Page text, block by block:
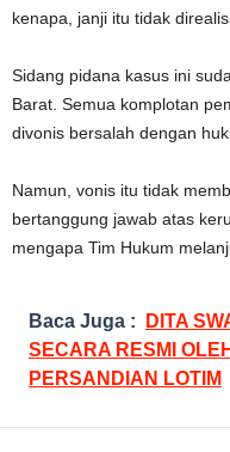
kenapa, janji itu tidak
Sidang pidana kasus ini
Barat. Semua komplotan
divonis bersalah dengan
Namun, vonis itu tidak
bertanggung jawab atas
mengapa Tim Hukum
Baca Juga :
DITA
SECARA RESMI
PERSANDIAN LOTIM